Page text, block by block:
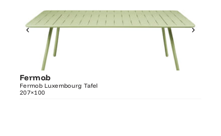
Fermob
Fermob Luxembourg Tafel
207×100Luxembourg Tafel 207×100